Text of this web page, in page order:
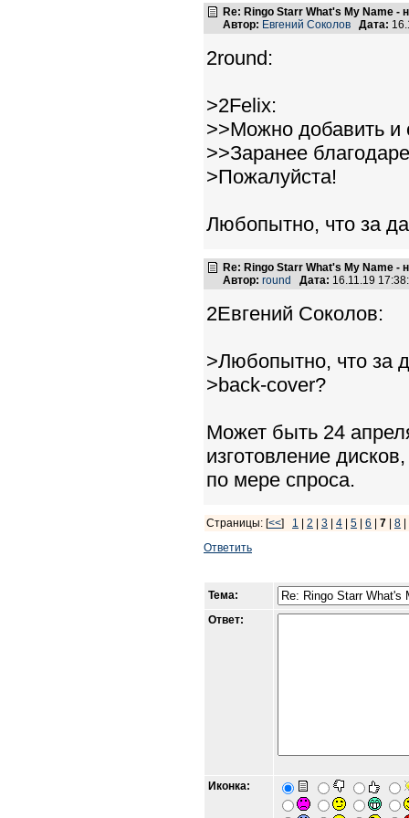
Re: Ringo Starr What's My Name
Автор: Евгений Соколов Дата:
2round:
>2Felix:
>>Можно добавить и
>>Заранее
>Пожалуйста!
Любопытно, что за
Re: Ringo Starr What's My Name
Автор: round Дата: 16.11.19
2Евгений Соколов:
>Любопытно, что за
>back-cover?
Может быть 24
изготовление
по мере спроса.
Страницы: [<<] 1 2 3 4 5 6 7 8
Ответить
Тема:
Ответ:
Иконка: